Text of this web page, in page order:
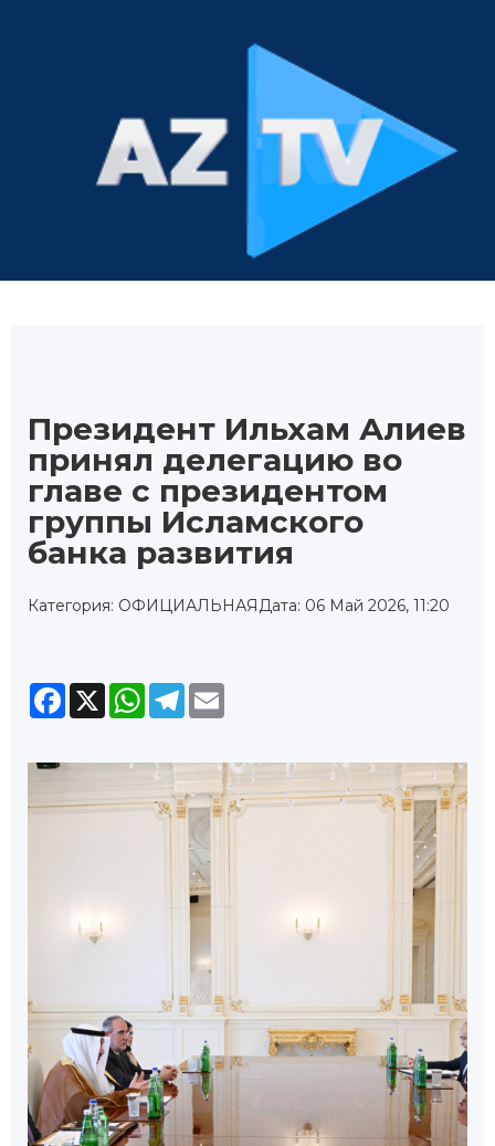
Президент Ильхам Алиев
принял делегацию во
главе с президентом
группы Исламского
банка развития
Категория: ОФИЦИАЛЬНАЯДата: 06 Май 2026, 11:20
Facebook
X WhatsApp
Telegram